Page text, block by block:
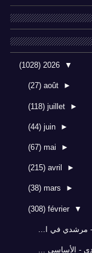
▼
2026
(1028)
►
août
(27)
►
juillet
(118)
►
juin
(44)
►
mai
(67)
►
avril
(215)
►
mars
(38)
▼
février
(308)
مرشدي في ا...
- الأساسي ...